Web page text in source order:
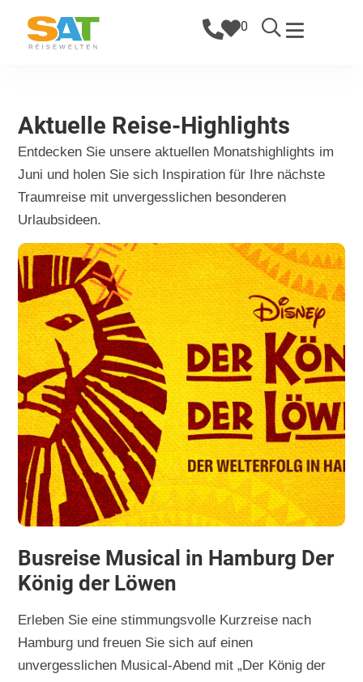
0
Aktuelle Reise-Highlights
Entdecken Sie unsere aktuellen Monatshighlights im
Juni und holen Sie sich Inspiration für Ihre nächste
Traumreise mit unvergesslichen besonderen
Urlaubsideen.
Busreise Musical in Hamburg Der
König der Löwen
Erleben Sie eine stimmungsvolle Kurzreise nach
Hamburg und freuen Sie sich auf einen
unvergesslichen Musical-Abend mit „Der König der